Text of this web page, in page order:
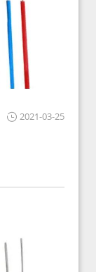
2021-03-25